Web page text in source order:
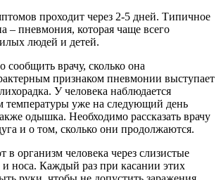
проходит через 2-5 дней. Типичное
– пневмония, которая чаще всего
людей и детей.
врачу, сколько она
признаком пневмонии выступает
У человека наблюдается
температуры уже на следующий день
одышка. Необходимо рассказать врачу
и о том, сколько они продолжаются.
организм человека через слизистые
и носа. Каждый раз при касании этих